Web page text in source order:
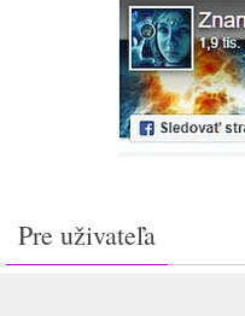
Pre uživateľa